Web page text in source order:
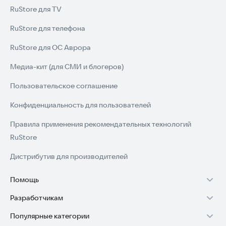
RuStore для TV
RuStore для телефона
RuStore для ОС Аврора
Медиа-кит (для СМИ и блогеров)
Пользовательское соглашение
Конфиденциальность для пользователей
Правила применения рекомендательных технологий
RuStore
Дистрибутив для производителей
Помощь
Установка RuStore на TV
Установка RuStore на телефон
Разработчикам
Зарабатывать с RuStore
Популярные категории